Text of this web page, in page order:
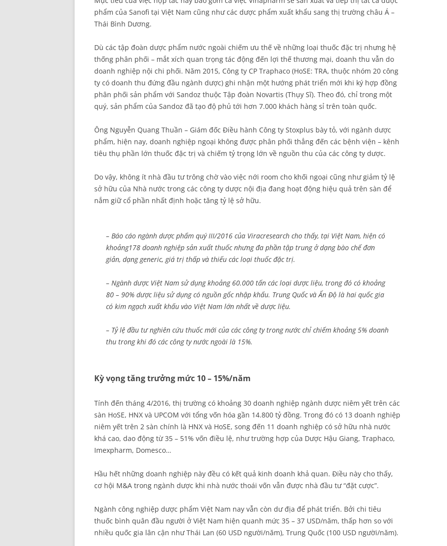
phẩm của Sanofi tại Việt Nam cũng như các dược phẩm xuất khẩu sang thị trường châu Á –
Thái Bình Dương.
Dù các tập đoàn dược phẩm nước ngoài chiếm ưu thế về những loại thuốc đặc trị nhưng hệ
thống phân phối – mắt xích quan trọng tác động đến lợi thế thương mại, doanh thu vẫn do
doanh nghiệp nội chi phối. Năm 2015, Công ty CP Traphaco (HoSE: TRA, thuộc nhóm 20 công
ty có doanh thu đứng đầu ngành dược) ghi nhận một hướng phát triển mới khi ký hợp đồng
phân phối sản phẩm với Sandoz thuộc Tập đoàn Novartis (Thụy Sĩ). Theo đó, chỉ trong một
quý, sản phẩm của Sandoz đã tạo độ phủ tới hơn 7.000 khách hàng sỉ trên toàn quốc.
Ông Nguyễn Quang Thuần – Giám đốc Điều hành Công ty Stoxplus bày tỏ, với ngành dược
phẩm, hiện nay, doanh nghiệp ngoại không được phân phối thẳng đến các bệnh viện – kênh
tiêu thụ phần lớn thuốc đặc trị và chiếm tỷ trọng lớn về nguồn thu của các công ty dược.
Do vậy, không ít nhà đầu tư trông chờ vào việc nới room cho khối ngoại cũng như giảm tỷ lệ
sở hữu của Nhà nước trong các công ty dược nội địa đang hoạt động hiệu quả trên sàn để
nắm giữ cổ phần nhất định hoặc tăng tỷ lệ sở hữu.
– Báo cáo ngành dược phẩm quý III/2016 của Viracresearch cho thấy, tại Việt Nam, hiện có
khoảng178 doanh nghiệp sản xuất thuốc nhưng đa phần tập trung ở dạng bào chế đơn
giản, dạng generic, giá trị thấp và thiếu các loại thuốc đặc trị.
– Ngành dược Việt Nam sử dụng khoảng 60.000 tấn các loại dược liệu, trong đó có khoảng
80 – 90% dược liệu sử dụng có nguồn gốc nhập khẩu. Trung Quốc và Ấn Độ là hai quốc gia
có kim ngạch xuất khẩu vào Việt Nam lớn nhất về dược liệu.
– Tỷ lệ đầu tư nghiên cứu thuốc mới của các công ty trong nước chỉ chiếm khoảng 5% doanh
thu trong khi đó các công ty nước ngoài là 15%.
Kỳ vọng tăng trưởng mức 10 – 15%/năm
Tính đến tháng 4/2016, thị trường có khoảng 30 doanh nghiệp ngành dược niêm yết trên các
sàn HoSE, HNX và UPCOM với tổng vốn hóa gần 14.800 tỷ đồng. Trong đó có 13 doanh nghiệp
niêm yết trên 2 sàn chính là HNX và HoSE, song đến 11 doanh nghiệp có sở hữu nhà nước
khá cao, dao động từ 35 – 51% vốn điều lệ, như trường hợp của Dược Hậu Giang, Traphaco,
Imexpharm, Domesco…
Hầu hết những doanh nghiệp này đều có kết quả kinh doanh khả quan. Điều này cho thấy,
cơ hội M&A trong ngành dược khi nhà nước thoái vốn vẫn được nhà đầu tư “đặt cược”.
Ngành công nghiệp dược phẩm Việt Nam nay vẫn còn dư địa để phát triển. Bởi chi tiêu
thuốc bình quân đầu người ở Việt Nam hiện quanh mức 35 – 37 USD/năm, thấp hơn so với
nhiều quốc gia lân cận như Thái Lan (60 USD người/năm), Trung Quốc (100 USD người/năm).